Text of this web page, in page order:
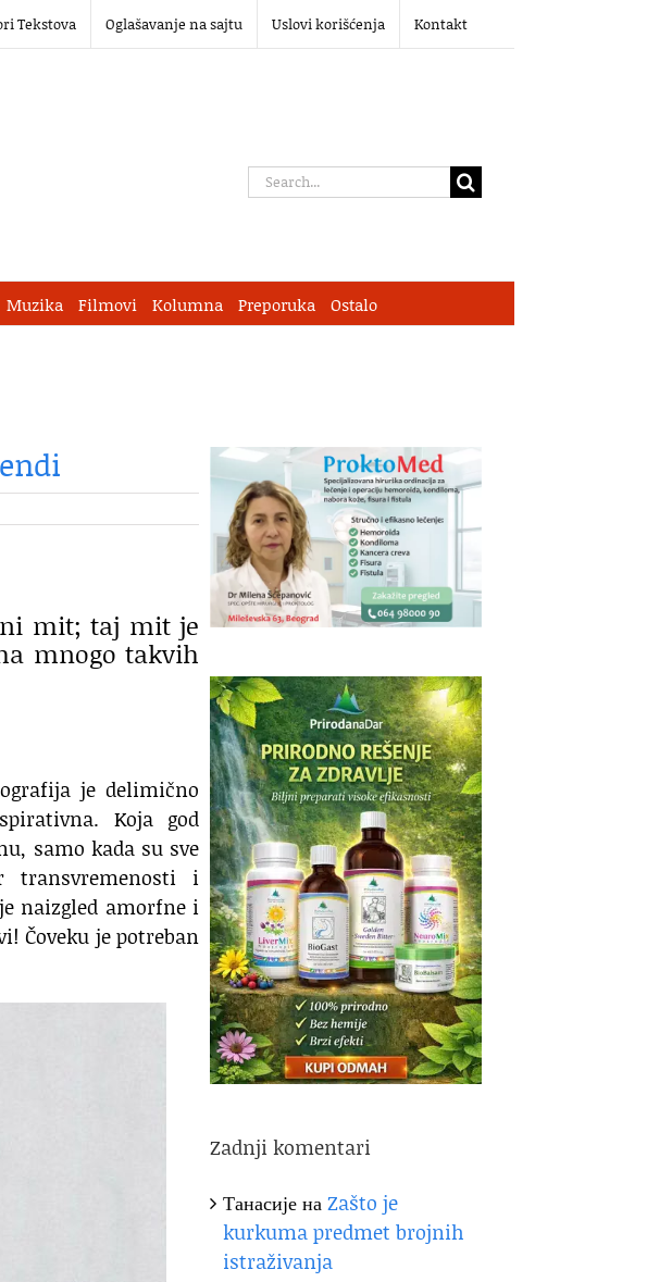
Tekstova Oglašavanje na sajtu Uslovi korišćenja Kontakt
Search
Muzika Filmovi Kolumna Preporuka Ostalo
mit; taj mit je
mnogo takvih
je delimično
Koja god
samo kada su sve
transvremenosti i
naizgled amorfne i
Čoveku je potreban
Zadnji komentari
ТанасијенаZašto je
kurkuma predmet brojnih
istraživanja